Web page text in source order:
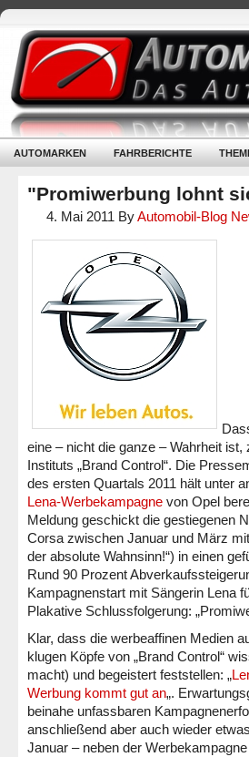
AUTOMARKEN FAHRBERICHTE
"Promiwerbung lohnt
4. Mai 2011 ByAutomobil-Blog
eine – nicht die ganze – Wahrheit ist,
Instituts „Brand Control“. Die
des ersten Quartals 2011 hält unter
Lena-Werbekampagne von Opel
Meldung geschickt die gestiegenen
Corsa zwischen Januar und März
der absolute Wahnsinn!“) in einen
Rund 90 Prozent
Kampagnenstart mit Sängerin Lena
Plakative Schlussfolgerung:
Klar, dass die werbeaffinen Medien
klugen Köpfe von „Brand Control“
macht) und begeistert feststellen: „
Werbung kommt gut an„.
beinahe unfassbaren
anschließend aber auch wieder
Januar – neben der